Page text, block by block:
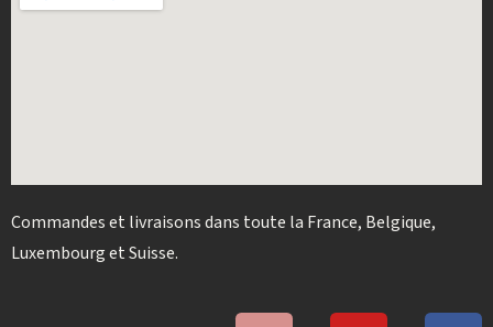
Commandes et livraisons dans toute la France, Belgique,
Luxembourg et Suisse.